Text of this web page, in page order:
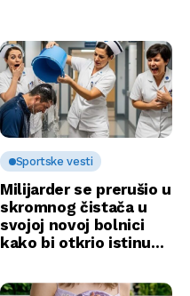
Sportske vesti
Milijarder se prerušio u
skromnog čistača u
svojoj novoj bolnici
kako bi otkrio istinu…